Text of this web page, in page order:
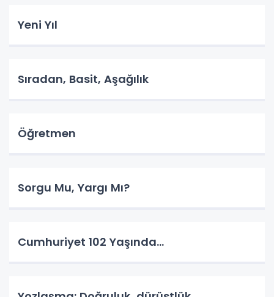
Yeni Yıl
Sıradan, Basit, Aşağılık
Öğretmen
Sorgu Mu, Yargı Mı?
Cumhuriyet 102 Yaşında...